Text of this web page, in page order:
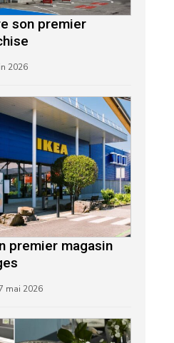
son premier
2026
premier magasin
mai 2026